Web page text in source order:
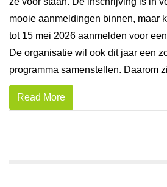
mooie aanmeldingen binnen, maar
tot 15 mei 2026 aanmelden voor
De organisatie wil ook dit jaar een
programma samenstellen. Daarom
Read More